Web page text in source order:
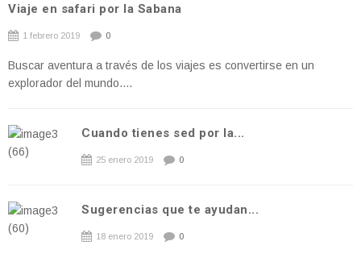
Viaje en safari por la Sabana
1 febrero 2019 0
Buscar aventura a través de los viajes es convertirse en un
explorador del mundo....
Cuando tienes sed por la...
25 enero 2019 0
Sugerencias que te ayudan...
18 enero 2019 0